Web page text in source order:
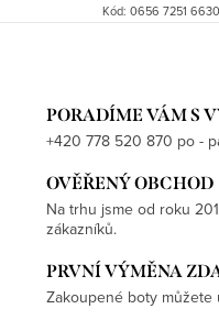
Kód: 0656 7251
PORADÍME VÁM S
+420 778 520 870 po -
OVĚŘENÝ OBCHOD
Na trhu jsme od roku
zákazníků.
PRVNÍ VÝMĚNA
Zakoupené boty